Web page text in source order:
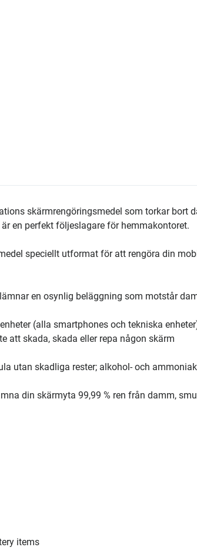
skärmrengöringsmedel som torkar bort
en perfekt följeslagare för hemmakontoret.
speciellt utformat för att rengöra din
en osynlig beläggning som motstår
(alla smartphones och tekniska
att skada, skada eller repa någon skärm
utan skadliga rester; alkohol- och
din skärmyta 99,99 % ren från damm,
items